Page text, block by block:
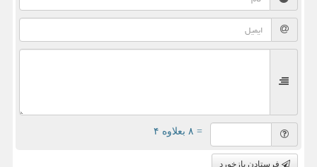
= ۸ بعلاوه ۴
فرستادن بازخورد